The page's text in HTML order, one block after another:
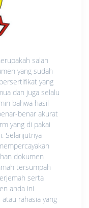
salah
yang sudah
yang
dan juga selalu
bahwa hasil
benar akurat
yang di pakai
Selanjutnya
dokumen
tersumpah
serta
anda ini
rahasia yang